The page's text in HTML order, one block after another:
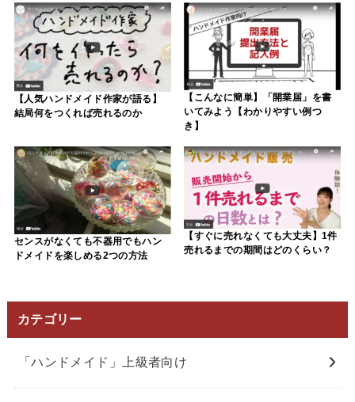
【人気ハンドメイド作家が語る】
結局何をつくれば売れるのか
【こんなに簡単】「開業届」を書
いてみよう【わかりやすい例つ
き】
センスがなくても不器用でもハン
ドメイドを楽しめる2つの方法
【すぐに売れなくても大丈夫】1件
売れるまでの期間はどのくらい？
カテゴリー
「ハンドメイド」上級者向け